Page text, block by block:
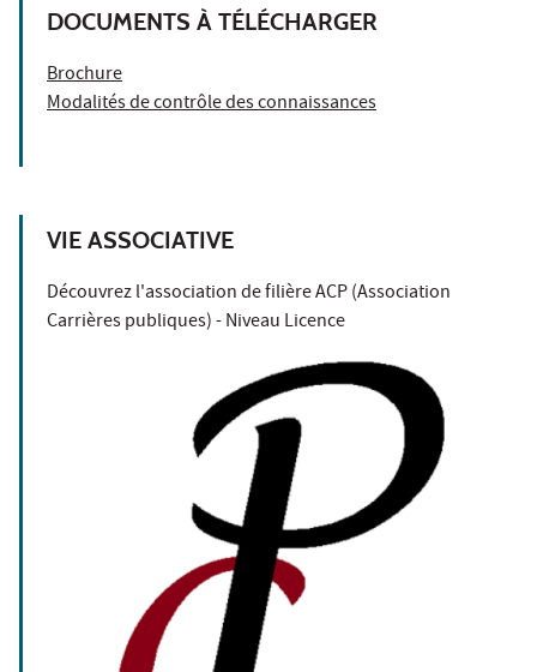
DOCUMENTS À TÉLÉCHARGER
Brochure
Modalités de contrôle des connaissances
VIE ASSOCIATIVE
Découvrez l'association de filière ACP (Association
Carrières publiques) - Niveau Licence